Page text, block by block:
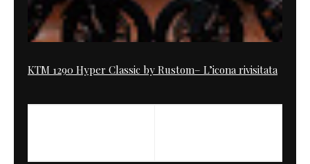
KTM 1290 Hyper Classic by Rustom– L’icona rivisitata